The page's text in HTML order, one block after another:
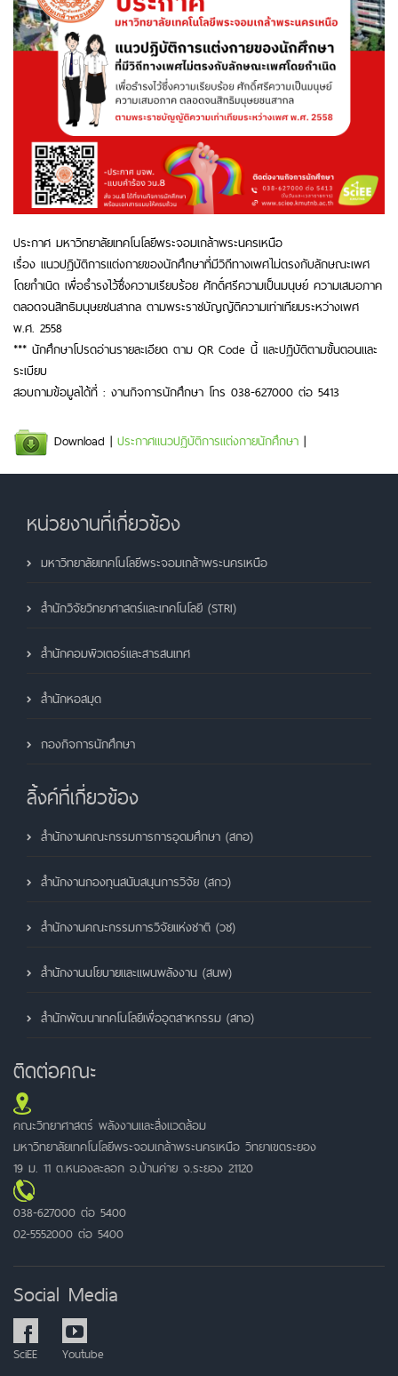
ประกาศ มหาวิทยาลัยเทคโนโลยีพระจอมเกล้าพระนครเหนือ
เรื่อง แนวปฏิบัติการแต่งกายของนักศึกษาที่มีวิถีทางเพศไม่ตรงกับลักษณะเพศ
โดยกำเนิด เพื่อธำรงไว้ซึ่งความเรียบร้อย ศักดิ์ศรีความเป็นมนุษย์ ความเสมอภาค
ตลอดจนสิทธิมนุษยชนสากล ตามพระราชบัญญัติความเท่าเทียมระหว่างเพศ
พ.ศ. 2558
*** นักศึกษาโปรดอ่านรายละเอียด ตาม QR Code นี้ และปฏิบัติตามขั้นตอนและ
ระเบียบ
สอบถามข้อมูลได้ที่ : งานกิจการนักศึกษา โทร 038-627000 ต่อ 5413
Download | ประกาศแนวปฏิบัติการแต่งกายนักศึกษา |
หน่วยงานที่เกี่ยวข้อง
มหาวิทยาลัยเทคโนโลยีพระจอมเกล้าพระนครเหนือ
สำนักวิจัยวิทยาศาสตร์และเทคโนโลยี (STRI)
สำนักคอมพิวเตอร์และสารสนเทศ
สำนักหอสมุด
กองกิจการนักศึกษา
ลิ้งค์ที่เกี่ยวข้อง
สำนักงานคณะกรรมการการอุดมศึกษา (สกอ)
สำนักงานกองทุนสนับสนุนการวิจัย (สกว)
สำนักงานคณะกรรมการวิจัยแห่งชาติ (วช)
สำนักงานนโยบายและแผนพลังงาน (สนพ)
สำนักพัฒนาเทคโนโลยีเพื่ออุตสาหกรรม (สทอ)
ติดต่อคณะ
คณะวิทยาศาสตร์ พลังงานและสิ่งแวดล้อม
มหาวิทยาลัยเทคโนโลยีพระจอมเกล้าพระนครเหนือ วิทยาเขตระยอง
19 ม. 11 ต.หนองละลอก อ.บ้านค่าย จ.ระยอง 21120
038-627000 ต่อ 5400
02-5552000 ต่อ 5400
Social Media
SciEE Youtube